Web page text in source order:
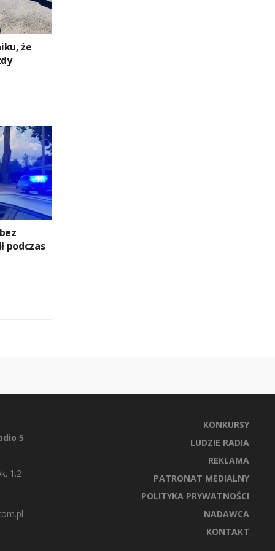
że
podczas
5
1.2
KONKURSY
LUDZIE RADIA
REKLAMA
PATRONAT MEDIALNY
POLITYKA PRYWATNOŚCI
NADAWCA
KONTAKT